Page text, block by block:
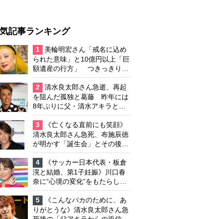
記事ランキング
1
美輪明宏さん「戒名に込め
られた意味」と10億円以上「巨
額遺産の行方」 つきっきりで
私生活をサポートしていた元俳
優が相続か
2
清水良太郎さん急逝、再起
を阻んだ孤独と葛藤 昨年には
8年ぶりに父・清水アキラと共
演、本格的な活動再開に向かっ
ていたが…周囲が懸念していた
「不安定なところ」
3
《亡くなる直前にも笑顔》
清水良太郎さん急死、布施辰徳
が明かす「誕生会」とその後の
メッセージ
4
《サッカー日本代表・板倉
滉と結婚、第1子妊娠》川口春
奈に“心境の変化”をもたらした
主演映画『ママせか』 身を削
って「がんに蝕まれる母」を演
じた壮絶な撮影現場
5
《こんなバカのために、あ
りがとうな》清水良太郎さん急